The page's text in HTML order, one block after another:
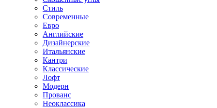
Стиль
Современные
Евро
Английские
Дизайнерские
Итальянские
Кантри
Классические
Лофт
Модерн
Прованс
Неоклассика